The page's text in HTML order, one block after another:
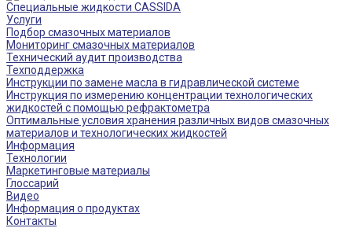
Специальные жидкости CASSIDA
Услуги
Подбор смазочных материалов
Мониторинг смазочных материалов
Технический аудит производства
Техподдержка
Инструкции по замене масла в гидравлической системе
Инструкция по измерению концентрации технологических
жидкостей с помощью рефрактометра
Оптимальные условия хранения различных видов смазочных
материалов и технологических жидкостей
Информация
Технологии
Маркетинговые материалы
Глоссарий
Видео
Информация о продуктах
Контакты